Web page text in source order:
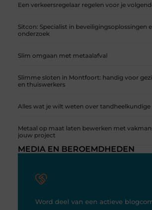
Een verkeersregelaar regelen voor je
Sitcon: Specialist in beveiligingsoplossingen
onderzoek
Slim omgaan met metaalafval
Slimme sloten in Montfoort: handig voor
en thuiswerkers
Alles wat je wilt weten over tandheelkundige
Metaal op maat laten bewerken met
jouw project
MEDIA EN BEROEMDHEDEN
Word deel van een actieve